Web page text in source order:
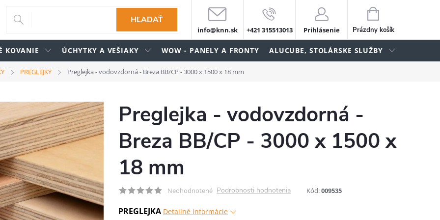
HĽADAŤ
info@knn.sk +421 315513013 Prihlásenie
NÁKUPNÝ
KOŠÍK
Prázdny košík
KOVANIE ÚCHYTKY A VEŠIAKY WOW - PANELY A FRONTY ALUCUBE, STOLÁRSKE SLUŽBY
PREGLEJKY Preglejka - vodovzdorná - Breza BB/CP - 3000 x 1500 x 18 mm
Preglejka - vodovzdorná -
Breza BB/CP - 3000 x 1500 x
18 mm
Neohodnotené Podrobnosti hodnotenia Kód:009535
PREGLEJKA Detailné informácie